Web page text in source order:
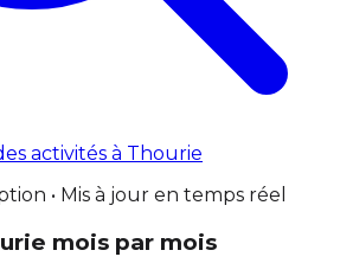
activités à Thourie
• Mis à jour en temps réel
mois par mois